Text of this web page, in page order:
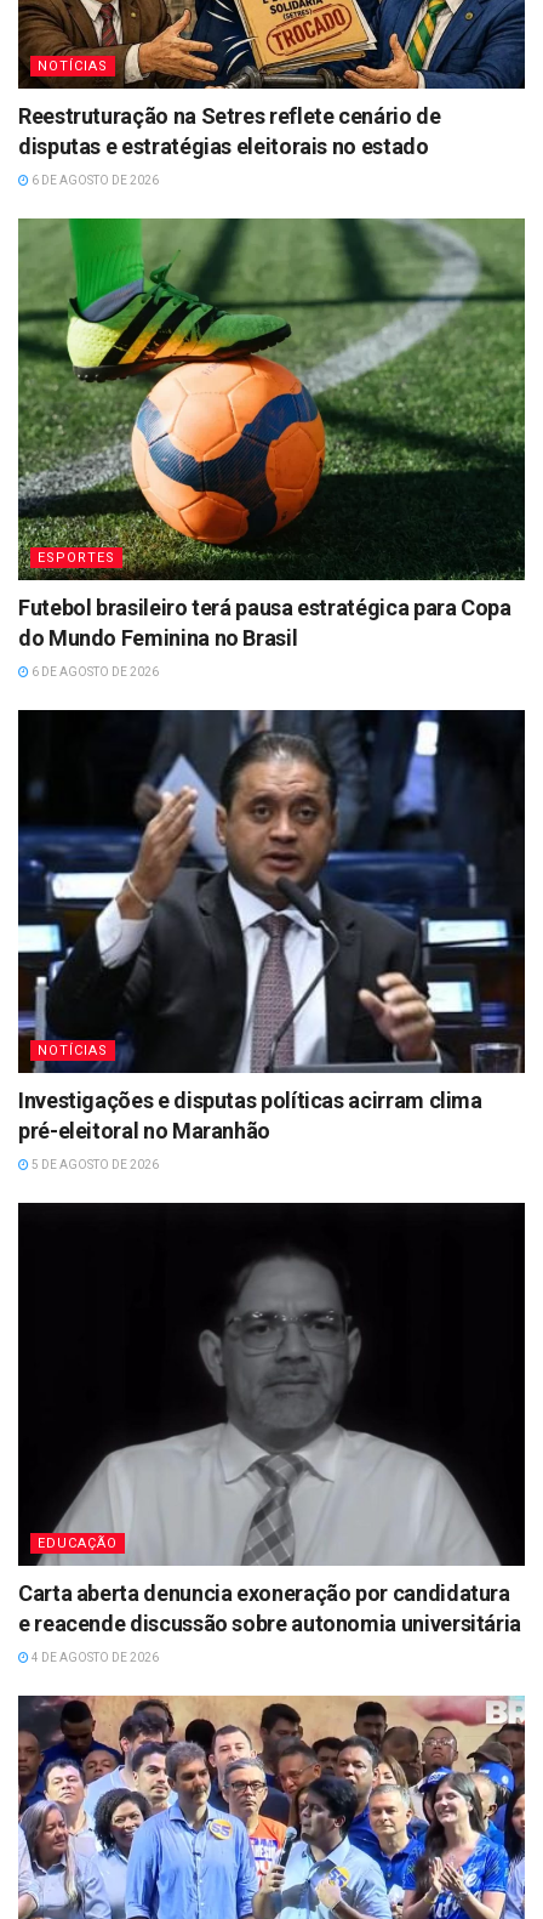
NOTÍCIAS
Reestruturação na Setres reflete cenário de
disputas e estratégias eleitorais no estado
6 DE AGOSTO DE 2026
ESPORTES
Futebol brasileiro terá pausa estratégica para Copa
do Mundo Feminina no Brasil
6 DE AGOSTO DE 2026
NOTÍCIAS
Investigações e disputas políticas acirram clima
pré-eleitoral no Maranhão
5 DE AGOSTO DE 2026
EDUCAÇÃO
Carta aberta denuncia exoneração por candidatura
e reacende discussão sobre autonomia universitária
4 DE AGOSTO DE 2026